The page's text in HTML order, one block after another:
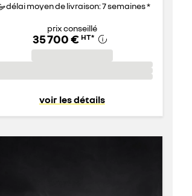
délai moyen de livraison: 7 semaines *
prix conseillé
35 700 € HT*
voir les détails